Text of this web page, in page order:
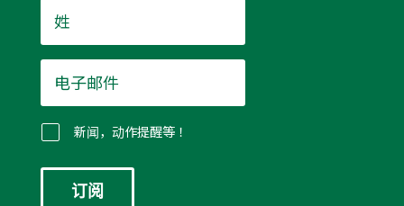
*
子
邮
件
新闻，动作提醒等！